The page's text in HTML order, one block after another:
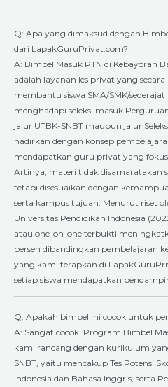
Q: Apa yang dimaksud dengan
dari LapakGuruPrivat.com?
A: Bimbel Masuk PTN di Kebayoran
adalah layanan les privat yang
membantu siswa SMA/SMK/
menghadapi seleksi masuk
jalur UTBK-SNBT maupun jalur
hadirkan dengan konsep
mendapatkan guru privat yang
Artinya, materi tidak disamaratakan
tetapi disesuaikan dengan
serta kampus tujuan. Menurut riset
Universitas Pendidikan Indonesia
atau one-on-one terbukti
persen dibandingkan pembelajaran
yang kami terapkan di
setiap siswa mendapatkan
Q: Apakah bimbel ini cocok untuk
A: Sangat cocok. Program Bimbel
kami rancang dengan kurikulum
SNBT, yaitu mencakup Tes Potensi
Indonesia dan Bahasa Inggris, serta